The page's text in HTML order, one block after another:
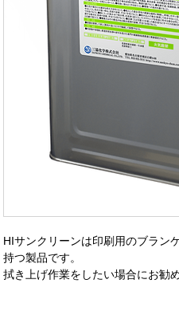
HIサンクリーンは印刷用のブラン
持つ製品です。
拭き上げ作業をしたい場合にお勧